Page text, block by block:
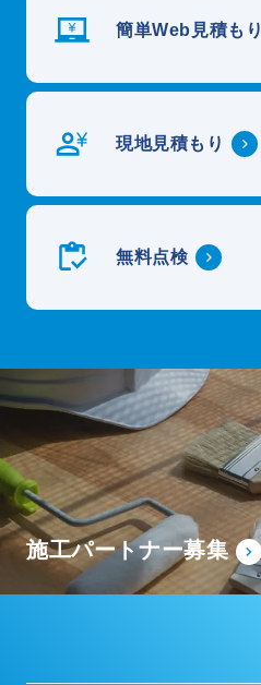
簡単Web見積もり
現地見積もり
無料点検
施工パートナー募集